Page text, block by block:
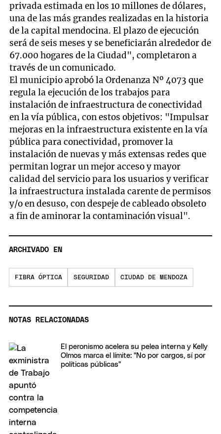
privada estimada en los 10 millones de dólares,
una de las más grandes realizadas en la historia
de la capital mendocina. El plazo de ejecución
será de seis meses y se beneficiarán alrededor de
67.000 hogares de la Ciudad", completaron a
través de un comunicado.
El municipio aprobó la Ordenanza Nº 4073 que
regula la ejecución de los trabajos para
instalación de infraestructura de conectividad
en la vía pública, con estos objetivos: "Impulsar
mejoras en la infraestructura existente en la vía
pública para conectividad, promover la
instalación de nuevas y más extensas redes que
permitan lograr un mejor acceso y mayor
calidad del servicio para los usuarios y verificar
la infraestructura instalada carente de permisos
y/o en desuso, con despeje de cableado obsoleto
a fin de aminorar la contaminación visual".
ARCHIVADO EN
FIBRA ÓPTICA SEGURIDAD CIUDAD DE MENDOZA
NOTAS RELACIONADAS
El peronismo acelera su pelea interna y Kelly
Olmos marca el límite: "No por cargos, sí por
políticas públicas"